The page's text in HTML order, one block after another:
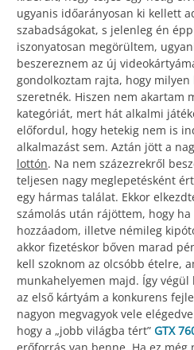
ugyanis időarányosan ki kellett
szabadságokat, s jelenleg én
iszonyatosan megörültem,
beszereznem az új
gondolkoztam rajta, hogy milyen
szeretnék. Hiszen nem akartam
kategóriát, mert hát alkalmi
előfordul, hogy hetekig nem is
alkalmazást sem. Aztán jött a
lottón. Na nem százezrekről
teljesen nagy meglepetésként
egy hármas találat. Ekkor
számolás után rájöttem, hogy ha
hozzáadom, illetve némileg
akkor fizetéskor bőven marad
kell szoknom az olcsóbb ételre,
munkahelyemen majd. Így végül
az első kártyám a konkurens
nagyon megvagyok vele
hogy a „jobb világba tért” GTX